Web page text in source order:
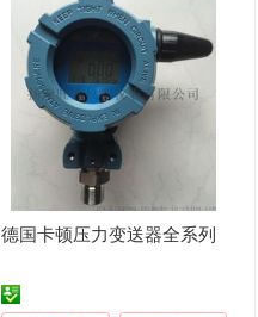
德国卡顿压力变送器全系列